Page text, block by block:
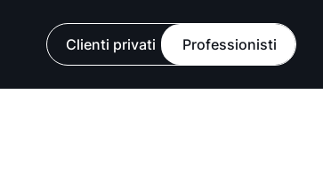
Clienti privati Professionisti